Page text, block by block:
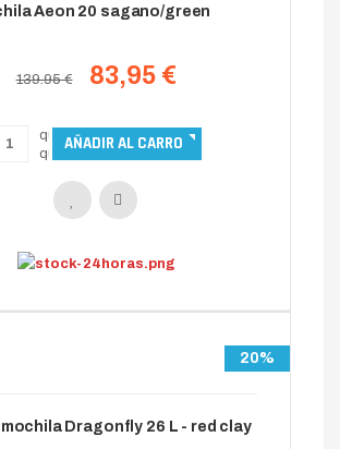
Aeon 20 sagano/green
139.95 € 83,95 €
20%
mochila Dragonfly 26 L - red clay